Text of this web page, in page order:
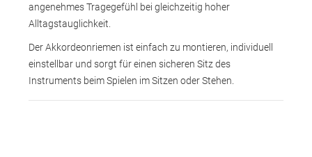
angenehmes Tragegefühl bei gleichzeitig hoher
Alltagstauglichkeit.
Der Akkordeonriemen ist einfach zu montieren, individuell
einstellbar und sorgt für einen sicheren Sitz des
Instruments beim Spielen im Sitzen oder Stehen.